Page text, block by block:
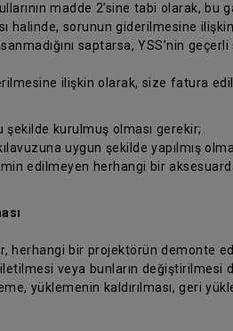
madde 2’sine tabi olarak,
halinde, sorunun giderilmesine
saptarsa, YSS’nin
ilişkin olarak, size fatura
şekilde kurulmuş olması gerekir;
uygun şekilde yapılmış
edilmeyen herhangi bir
herhangi bir projektörün demonte
veya bunların
yüklemenin kaldırılması, geri